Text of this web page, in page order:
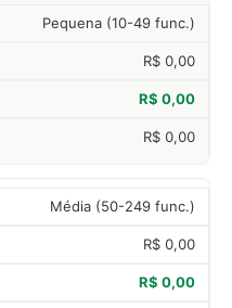
Pequena (10-49 func.)
R$ 0,00
R$ 0,00
R$ 0,00
Média (50-249 func.)
R$ 0,00
R$ 0,00